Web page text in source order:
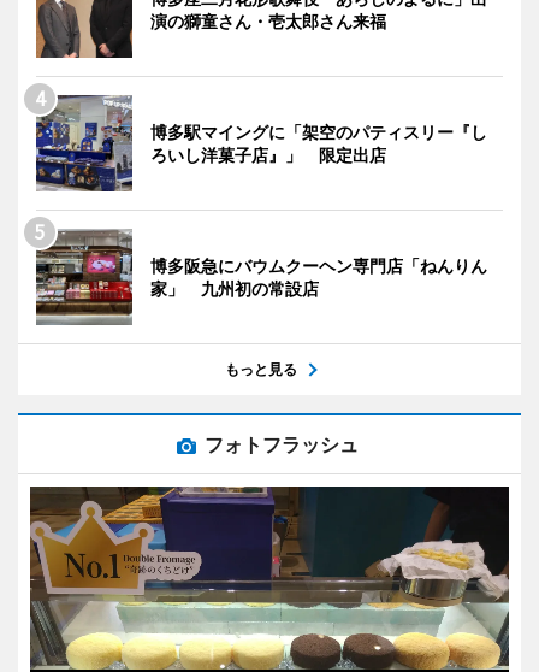
演の獅童さん・壱太郎さん来福
博多駅マイングに「架空のパティスリー『し
ろいし洋菓子店』」 限定出店
博多阪急にバウムクーヘン専門店「ねんりん
家」 九州初の常設店
もっと見る
フォトフラッシュ